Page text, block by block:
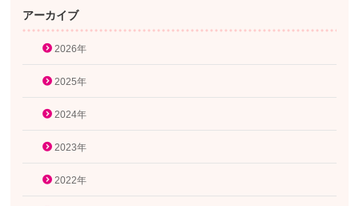
アーカイブ
2026年
2025年
2024年
2023年
2022年